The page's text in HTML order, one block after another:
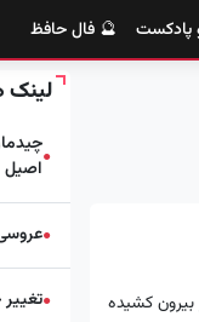
پادکست 🔮 فال حافظ
بیرون کشیده
لینک
●اصیل
●
●تغییر